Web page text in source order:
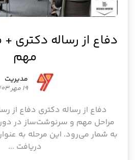
دفاع از رساله دکتری
مهم
مدیریت
۱۹ مهر ۱۴۰۳
دفاع از رساله دکتری دفاع از
مراحل مهم و سرنوشت‌ساز در
به شمار می‌رود. این مرحله به
دریافت ...